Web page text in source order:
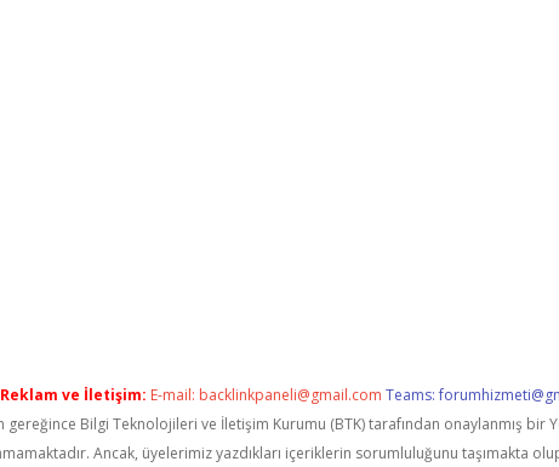
Reklam ve İletişim: E-mail: backlinkpaneli@gmail.com Teams:
gereğince Bilgi Teknolojileri ve İletişim Kurumu (BTK) tarafından onaylanmış
Ancak, üyelerimiz yazdıkları içeriklerin sorumluluğunu taşımakta